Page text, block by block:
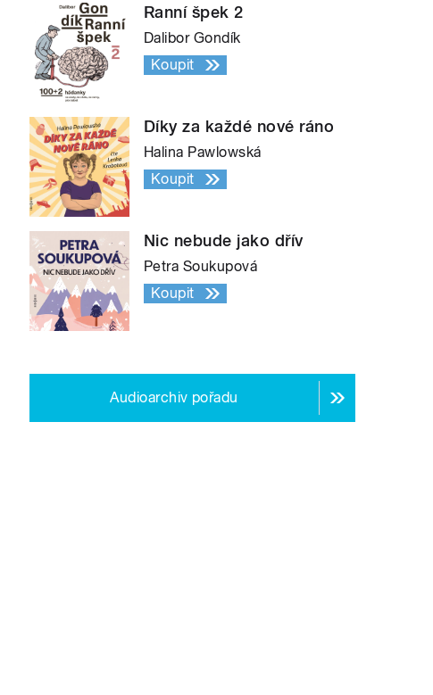
Ranní špek 2
Dalibor Gondík
Koupit
Díky za každé nové ráno
Halina Pawlowská
Koupit
Nic nebude jako dřív
Petra Soukupová
Koupit
Audioarchiv pořadu